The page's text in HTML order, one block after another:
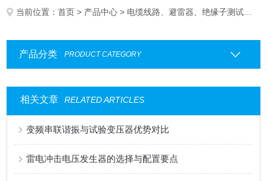
当前位置：首页 > 产品中心 > 电缆线路、避雷器、绝缘子测试仪器
产品分类 PRODUCT CATEGORY
相关文章 RELATED ARTICLES
变频串联谐振与试验变压器优势对比
雷电冲击电压发生器的选择与配置要点